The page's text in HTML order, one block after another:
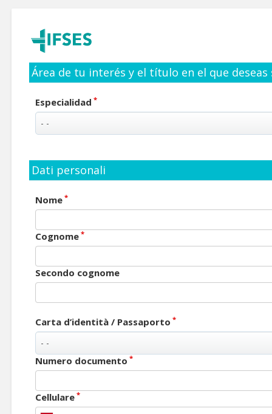
Área de tu interés y el título en el que
Especialidad *
Dati personali
Nome *
Cognome *
Secondo cognome
Carta d’identità / Passaporto *
Numero documento *
Cellulare *